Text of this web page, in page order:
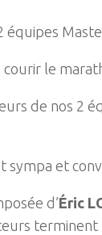
équipes
le
de nos 2
sympa et
d’Éric
terminent